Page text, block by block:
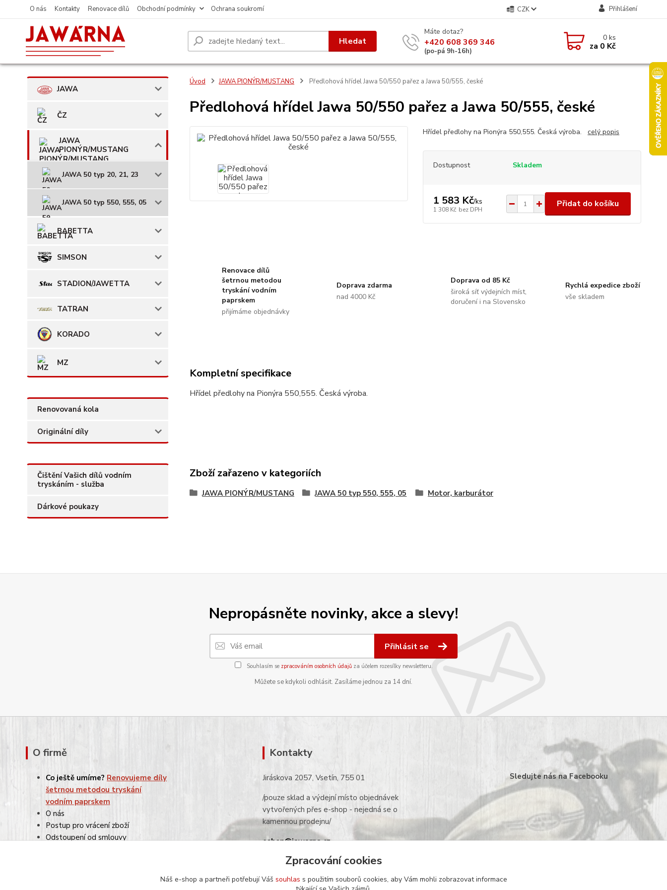
O nás Kontakty Renovace dílů Obchodní podmínky Ochrana soukromí CZK Přihlášení
Hledat
Máte dotaz?
+420 608 369 346
(po-pá 9h-16h)
0ks
za 0 Kč
JAWA
ČZ
JAWA
PIONÝR/MUSTANG
JAWA 50 typ 20, 21, 23
JAWA 50 typ 550, 555, 05
BABETTA
SIMSON
STADION/JAWETTA
TATRAN
KORADO
MZ
Renovovaná kola
Originální díly
Čištění Vašich dílů vodním
tryskáním - služba
Dárkové poukazy
Úvod JAWA PIONÝR/MUSTANG Předlohová hřídel Jawa 50/550 pařez a Jawa 50/555, české
Předlohová hřídel Jawa 50/550 pařez a Jawa 50/555, české
Hřídel předlohy na Pionýra 550,555. Česká výroba. celý popis
Dostupnost Skladem
1 583 Kč/ks
1 308 Kč bez DPH
Přidat do košíku
Renovace dílů
šetrnou metodou
tryskání vodním
paprskem
přijímáme objednávky
Doprava zdarma
nad 4000 Kč
Doprava od 85 Kč
široká síť výdejních míst,
doručení i na Slovensko
Rychlá expedice zboží
vše skladem
Kompletní specifikace
Hřídel předlohy na Pionýra 550,555. Česká výroba.
Zboží zařazeno v kategoriích
JAWA PIONÝR/MUSTANG JAWA 50 typ 550, 555, 05 Motor, karburátor
Nepropásněte novinky, akce a slevy!
Přihlásit se
Souhlasím se zpracováním osobních údajůza účelem rozesílky newsletteru.
Můžete se kdykoli odhlásit. Zasíláme jednou za 14 dní.
O firmě
Co ještě umíme? Renovujeme díly
šetrnou metodou tryskání
vodním paprskem
O nás
Postup pro vrácení zboží
Odstoupení od smlouvy
Kontakty
Jiráskova 2057, Vsetín, 755 01
/pouze sklad a výdejní místo objednávek
vytvořených přes e-shop - nejedná se o
kamennou prodejnu/
eshop@jawarna.cz
tel.: +420 608 369 346
(po-pá 9h-16h)
Sledujte nás na Facebooku
Zpracování cookies
Náš e-shop a partneři potřebují Váš souhlas s použitím souborů cookies, aby Vám mohli zobrazovat informace